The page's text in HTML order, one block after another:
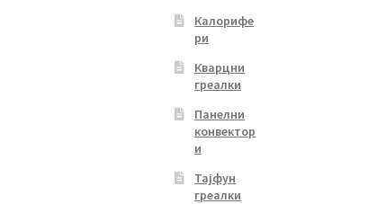
Калорифе
ри
Кварцни
греалки
Панелни
конвектор
и
Тајфун
греалки